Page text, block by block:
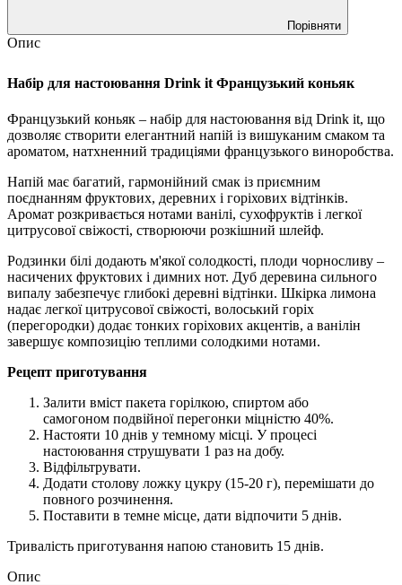
Порівняти
Опис
Набір для настоювання Drink it Французький коньяк
Французький коньяк – набір для настоювання від Drink it, що
дозволяє створити елегантний напій із вишуканим смаком та
ароматом, натхненний традиціями французького виноробства.
Напій має багатий, гармонійний смак із приємним
поєднанням фруктових, деревних і горіхових відтінків.
Аромат розкривається нотами ванілі, сухофруктів і легкої
цитрусової свіжості, створюючи розкішний шлейф.
Родзинки білі додають м'якої солодкості, плоди чорносливу –
насичених фруктових і димних нот. Дуб деревина сильного
випалу забезпечує глибокі деревні відтінки. Шкірка лимона
надає легкої цитрусової свіжості, волоський горіх
(перегородки) додає тонких горіхових акцентів, а ванілін
завершує композицію теплими солодкими нотами.
Рецепт приготування
Залити вміст пакета горілкою, спиртом або
самогоном подвійної перегонки міцністю 40%.
Настояти 10 днів у темному місці. У процесі
настоювання струшувати 1 раз на добу.
Відфільтрувати.
Додати столову ложку цукру (15-20 г), перемішати до
повного розчинення.
Поставити в темне місце, дати відпочити 5 днів.
Тривалість приготування напою становить 15 днів.
Опис